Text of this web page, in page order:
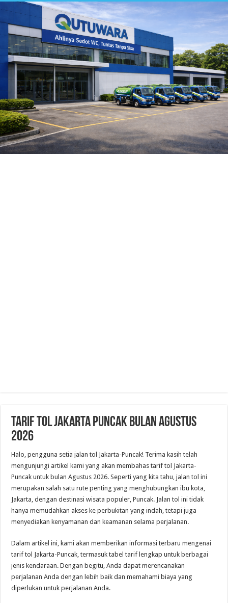
Tarif Tol Jakarta Puncak Bulan Agustus
2026
Halo, pengguna setia jalan tol Jakarta-Puncak! Terima kasih telah
mengunjungi artikel kami yang akan membahas tarif tol Jakarta-
Puncak untuk bulan Agustus 2026. Seperti yang kita tahu, jalan tol ini
merupakan salah satu rute penting yang menghubungkan ibu kota,
Jakarta, dengan destinasi wisata populer, Puncak. Jalan tol ini tidak
hanya memudahkan akses ke perbukitan yang indah, tetapi juga
menyediakan kenyamanan dan keamanan selama perjalanan.
Dalam artikel ini, kami akan memberikan informasi terbaru mengenai
tarif tol Jakarta-Puncak, termasuk tabel tarif lengkap untuk berbagai
jenis kendaraan. Dengan begitu, Anda dapat merencanakan
perjalanan Anda dengan lebih baik dan memahami biaya yang
diperlukan untuk perjalanan Anda.